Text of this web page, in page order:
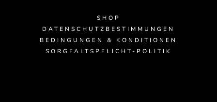
SHOP
DATENSCHUTZBESTIMMUNGEN
BEDINGUNGEN & KONDITIONEN
SORGFALTSPFLICHT-POLITIK